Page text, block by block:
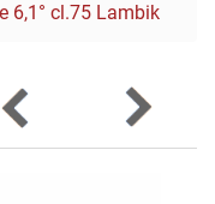
6,1° cl.75 Lambik